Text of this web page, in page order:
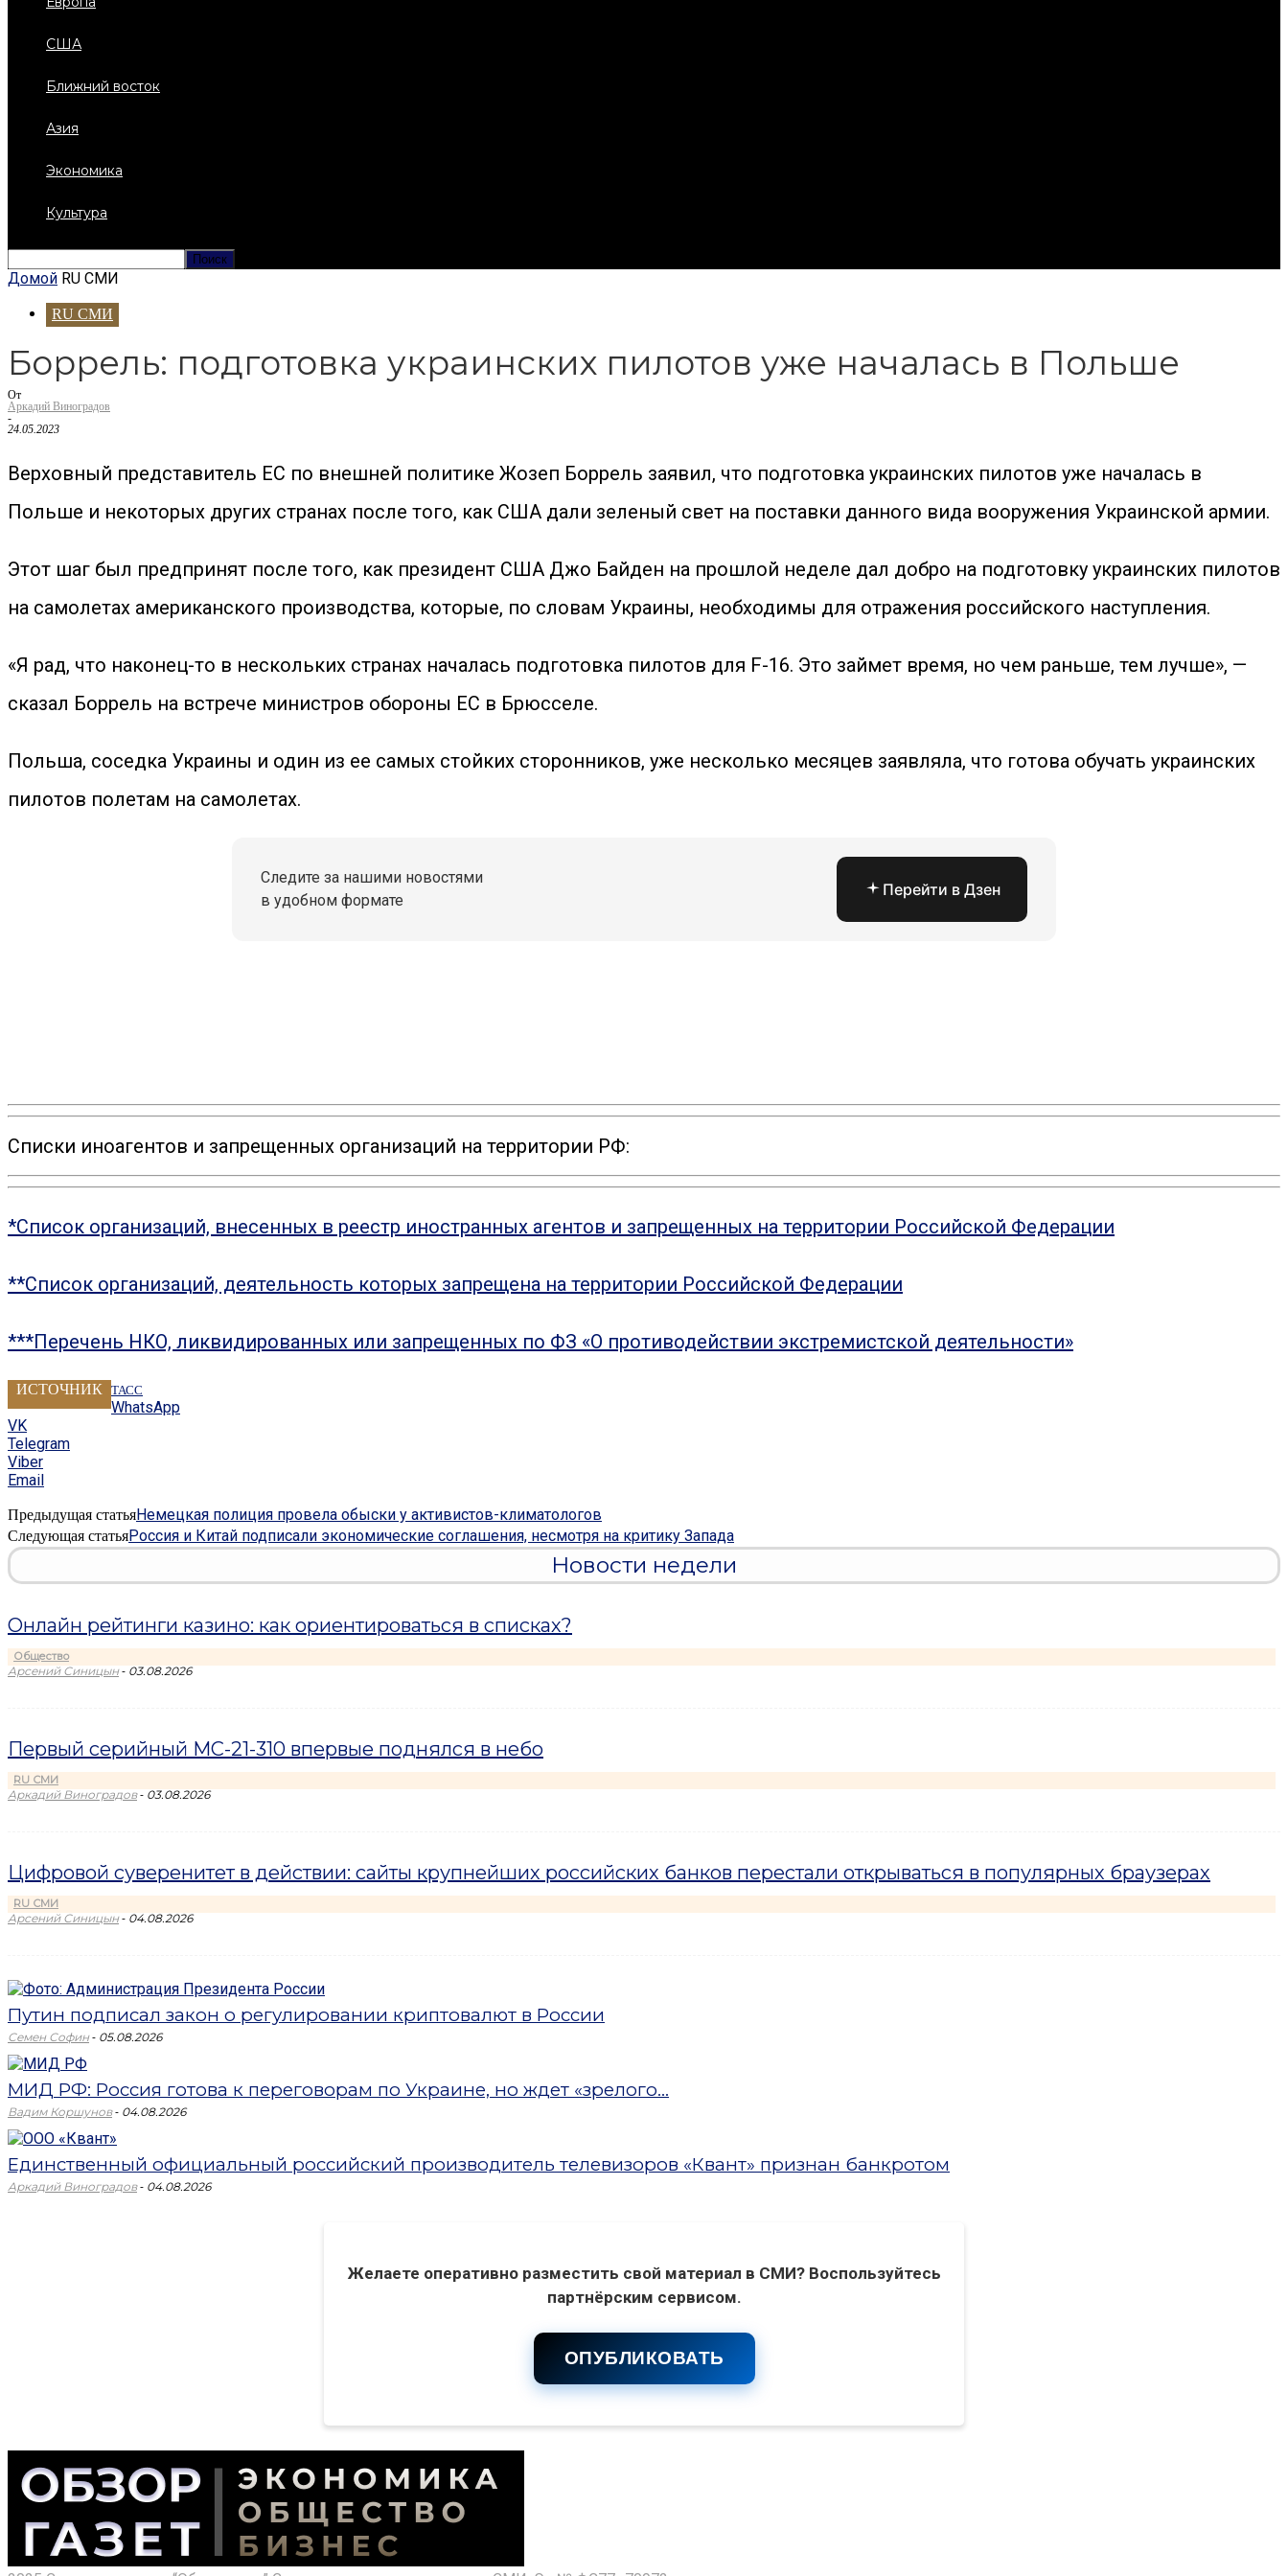
США
Ближний восток
Азия
Экономика
Культура
Домой RU СМИ
RU СМИ
Боррель: подготовка украинских пилотов уже началась в Польше
От
Аркадий Виноградов
-
24.05.2023
Верховный представитель ЕС по внешней политике Жозеп Боррель заявил, что подготовка украинских пилотов уже началась в
Польше и некоторых других странах после того, как США дали зеленый свет на поставки данного вида вооружения Украинской армии.
Этот шаг был предпринят после того, как президент США Джо Байден на прошлой неделе дал добро на подготовку украинских пилотов
на самолетах американского производства, которые, по словам Украины, необходимы для отражения российского наступления.
«Я рад, что наконец-то в нескольких странах началась подготовка пилотов для F-16. Это займет время, но чем раньше, тем лучше», —
сказал Боррель на встрече министров обороны ЕС в Брюсселе.
Польша, соседка Украины и один из ее самых стойких сторонников, уже несколько месяцев заявляла, что готова обучать украинских
пилотов полетам на самолетах.
Следите за нашими новостями
в удобном формате
Перейти в Дзен
Списки иноагентов и запрещенных организаций на территории РФ:
*Список организаций, внесенных в реестр иностранных агентов и запрещенных на территории Российской Федерации
**Список организаций, деятельность которых запрещена на территории Российской Федерации
***Перечень НКО, ликвидированных или запрещенных по ФЗ «О противодействии экстремистской деятельности»
ИСТОЧНИК ТАСС
WhatsApp
VK
Telegram
Viber
Email
Предыдущая статьяНемецкая полиция провела обыски у активистов-климатологов
Следующая статьяРоссия и Китай подписали экономические соглашения, несмотря на критику Запада
Новости недели
Онлайн рейтинги казино: как ориентироваться в списках?
Общество
Арсений Синицын - 03.08.2026
Первый серийный МС-21-310 впервые поднялся в небо
RU СМИ
Аркадий Виноградов - 03.08.2026
Цифровой суверенитет в действии: сайты крупнейших российских банков перестали открываться в популярных браузерах
RU СМИ
Арсений Синицын - 04.08.2026
Путин подписал закон о регулировании криптовалют в России
Семен Софин - 05.08.2026
МИД РФ: Россия готова к переговорам по Украине, но ждет «зрелого...
Вадим Коршунов - 04.08.2026
Единственный официальный российский производитель телевизоров «Квант» признан банкротом
Аркадий Виноградов - 04.08.2026
Желаете оперативно разместить свой материал в СМИ? Воспользуйтесь
партнёрским сервисом.
ОПУБЛИКОВАТЬ